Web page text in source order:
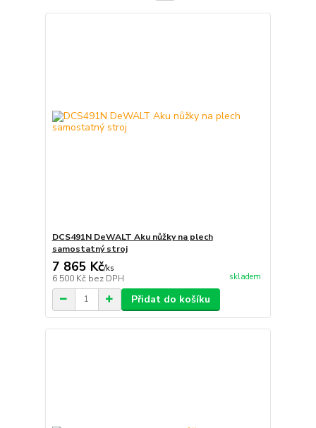
DCS491N DeWALT Aku nůžky na plech
samostatný stroj
7 865 Kč/ks
6 500 Kč bez DPH skladem
Přidat do košíku